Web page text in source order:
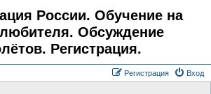
России. Обучение на
Обсуждение
Регистрация.
Вход
Регистрация